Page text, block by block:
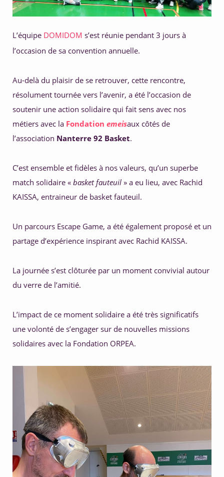
L’équipe DOMIDOM s’est réunie pendant 3 jours à
l’occasion de sa convention annuelle.
Au-delà du plaisir de se retrouver, cette rencontre,
résolument tournée vers l’avenir, a été l’occasion de
soutenir une action solidaire qui fait sens avec nos
métiers avec la Fondation emeisaux côtés de
l’association Nanterre 92 Basket.
C’est ensemble et fidèles à nos valeurs, qu’un superbe
match solidaire « basket fauteuil » a eu lieu, avec Rachid
KAISSA, entraineur de basket fauteuil.
Un parcours Escape Game, a été également proposé et un
partage d’expérience inspirant avec Rachid KAISSA.
La journée s’est clôturée par un moment convivial autour
du verre de l’amitié.
L’impact de ce moment solidaire a été très significatifs
une volonté de s’engager sur de nouvelles missions
solidaires avec la Fondation ORPEA.